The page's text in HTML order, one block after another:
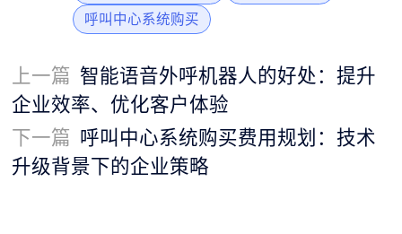
呼叫中心系统购买
上一篇 智能语音外呼机器人的好处：提升
企业效率、优化客户体验
下一篇 呼叫中心系统购买费用规划：技术
升级背景下的企业策略